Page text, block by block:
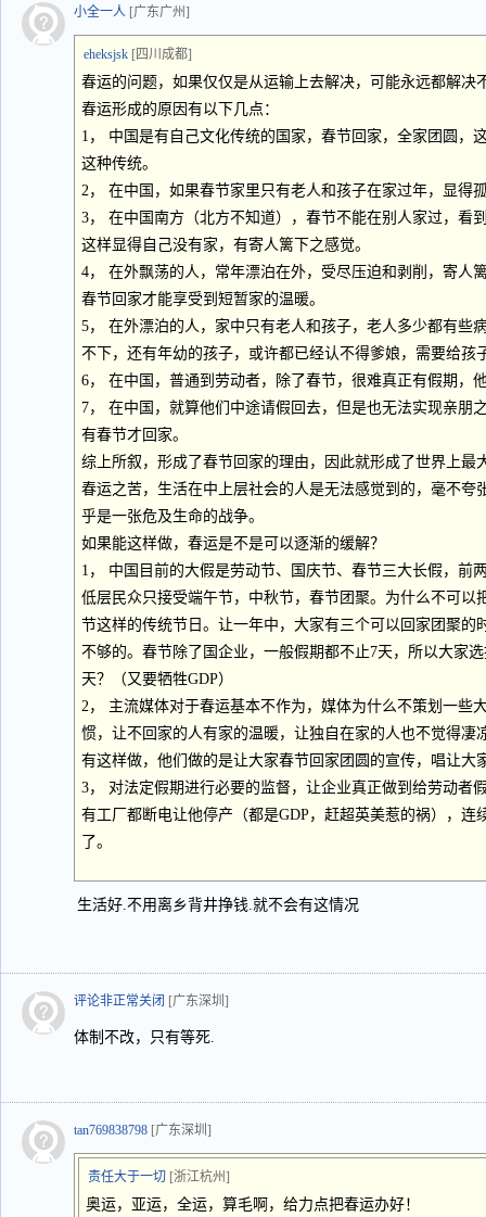
小全一人 [广东广州]
eheksjsk [四川成都]
春运的问题，如果仅仅是从运输上去解决，可能永远都解决
春运形成的原因有以下几点：
1， 中国是有自己文化传统的国家，春节回家，全家团圆，
这种传统。
2， 在中国，如果春节家里只有老人和孩子在家过年，显得
3， 在中国南方（北方不知道），春节不能在别人家过，看
这样显得自己没有家，有寄人篱下之感觉。
4， 在外飘荡的人，常年漂泊在外，受尽压迫和剥削，寄人
春节回家才能享受到短暂家的温暖。
5， 在外漂泊的人，家中只有老人和孩子，老人多少都有些
不下，还有年幼的孩子，或许都已经认不得爹娘，需要给孩
6， 在中国，普通到劳动者，除了春节，很难真正有假期，
7， 在中国，就算他们中途请假回去，但是也无法实现亲朋
有春节才回家。
综上所叙，形成了春节回家的理由，因此就形成了世界上最
春运之苦，生活在中上层社会的人是无法感觉到的，毫不夸
乎是一张危及生命的战争。
如果能这样做，春运是不是可以逐渐的缓解？
1， 中国目前的大假是劳动节、国庆节、春节三大长假，前
低层民众只接受端午节，中秋节，春节团聚。为什么不可以
节这样的传统节日。让一年中，大家有三个可以回家团聚的
不够的。春节除了国企业，一般假期都不止7天，所以大家
天？（又要牺牲GDP）
2， 主流媒体对于春运基本不作为，媒体为什么不策划一些
惯，让不回家的人有家的温暖，让独自在家的人也不觉得凄
有这样做，他们做的是让大家春节回家团圆的宣传，唱让大
3， 对法定假期进行必要的监督，让企业真正做到给劳动者
有工厂都断电让他停产（都是GDP，赶超英美惹的祸），连
了。
生活好.不用离乡背井挣钱.就不会有这情况
评论非正常关闭 [广东深圳]
体制不改，只有等死.
tan769838798 [广东深圳]
责任大于一切 [浙江杭州]
奥运，亚运，全运，算毛啊，给力点把春运办好！